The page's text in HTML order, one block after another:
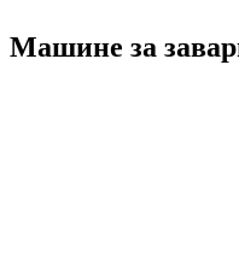
Машине за